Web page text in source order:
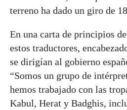
terreno ha dado un giro de
En una carta de principios
estos traductores,
se dirigían al gobierno
“Somos un grupo de
hemos trabajado con las
Kabul, Herat y Badghis,